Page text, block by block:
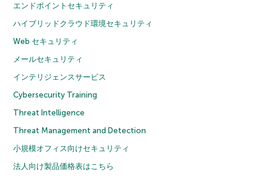
エンドポイントセキュリティ
ハイブリッドクラウド環境セキュリティ
Web セキュリティ
メールセキュリティ
インテリジェンスサービス
Cybersecurity Training
Threat Intelligence
Threat Management and Detection
小規模オフィス向けセキュリティ
法人向け製品価格表はこちら